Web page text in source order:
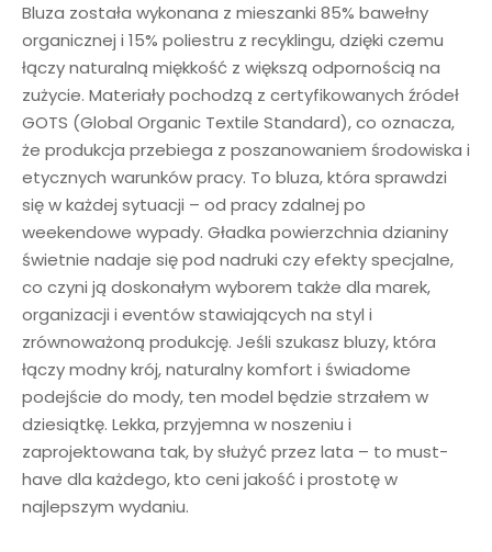
Bluza została wykonana z mieszanki 85% bawełny
organicznej i 15% poliestru z recyklingu, dzięki czemu
łączy naturalną miękkość z większą odpornością na
zużycie. Materiały pochodzą z certyfikowanych źródeł
GOTS (Global Organic Textile Standard), co oznacza,
że produkcja przebiega z poszanowaniem środowiska i
etycznych warunków pracy. To bluza, która sprawdzi
się w każdej sytuacji – od pracy zdalnej po
weekendowe wypady. Gładka powierzchnia dzianiny
świetnie nadaje się pod nadruki czy efekty specjalne,
co czyni ją doskonałym wyborem także dla marek,
organizacji i eventów stawiających na styl i
zrównoważoną produkcję. Jeśli szukasz bluzy, która
łączy modny krój, naturalny komfort i świadome
podejście do mody, ten model będzie strzałem w
dziesiątkę. Lekka, przyjemna w noszeniu i
zaprojektowana tak, by służyć przez lata – to must-
have dla każdego, kto ceni jakość i prostotę w
najlepszym wydaniu.